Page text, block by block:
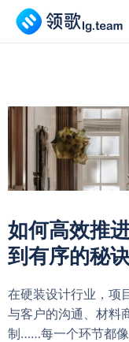
如何高效推
到有序的秘
在硬装设计行业，项
与客户的沟通、材料
制……每一个环节都